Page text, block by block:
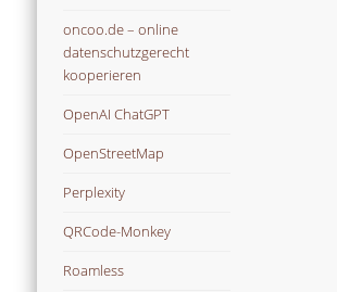
oncoo.de – online
datenschutzgerecht
kooperieren
OpenAI ChatGPT
OpenStreetMap
Perplexity
QRCode-Monkey
Roamless